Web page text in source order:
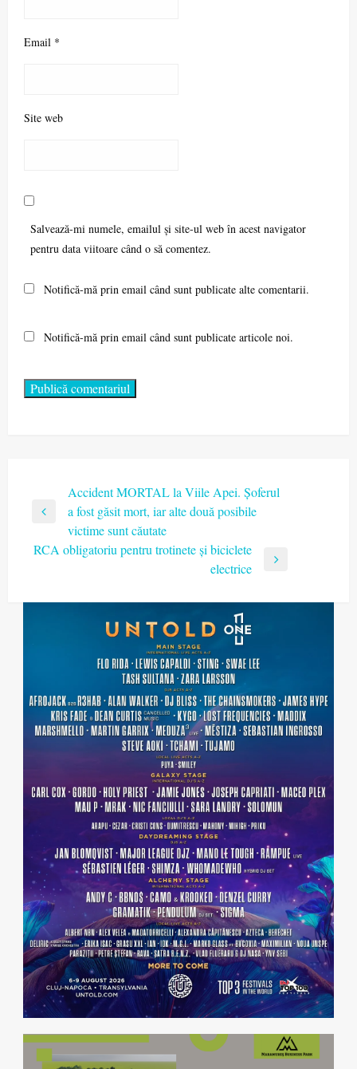
Email *
Site web
Salvează-mi numele, emailul și site-ul web în acest navigator
pentru data viitoare când o să comentez.
Notifică-mă prin email când sunt publicate alte comentarii.
Notifică-mă prin email când sunt publicate articole noi.
Navigare
în
articole
Previous
Accident MORTAL la Viile Apei. Șoferul
a fost găsit mort, iar alte două posibile
victime sunt căutate
RCA obligatoriu pentru trotinete și biciclete
electrice